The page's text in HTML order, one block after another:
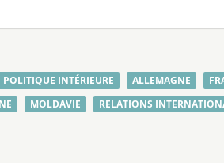
POLITIQUE INTÉRIEURE ALLEMAGNE
MOLDAVIE RELATIONS